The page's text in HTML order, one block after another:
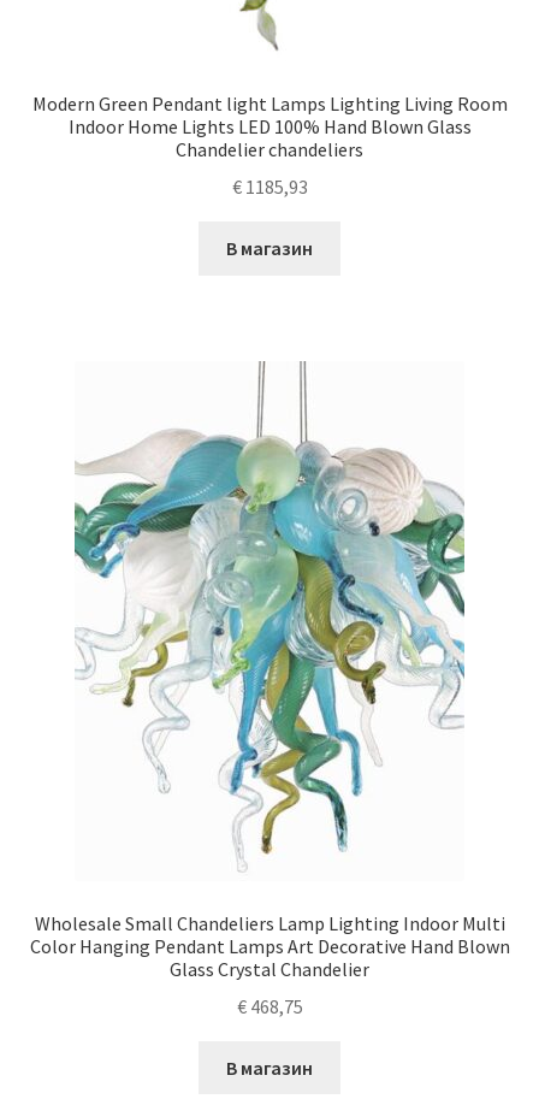
Modern Green Pendant light Lamps Lighting Living Room
Indoor Home Lights LED 100% Hand Blown Glass
Chandelier chandeliers
€1185,93
В магазин
Wholesale Small Chandeliers Lamp Lighting Indoor Multi
Color Hanging Pendant Lamps Art Decorative Hand Blown
Glass Crystal Chandelier
€468,75
В магазин